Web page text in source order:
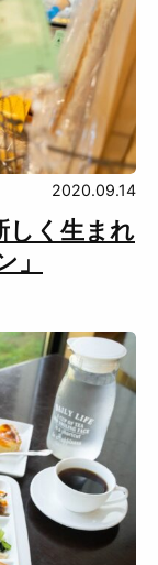
しく生まれ
」
2020.09.14